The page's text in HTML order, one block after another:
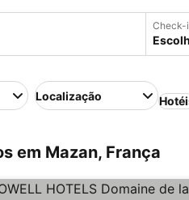
Check-
Localização
em Mazan, França